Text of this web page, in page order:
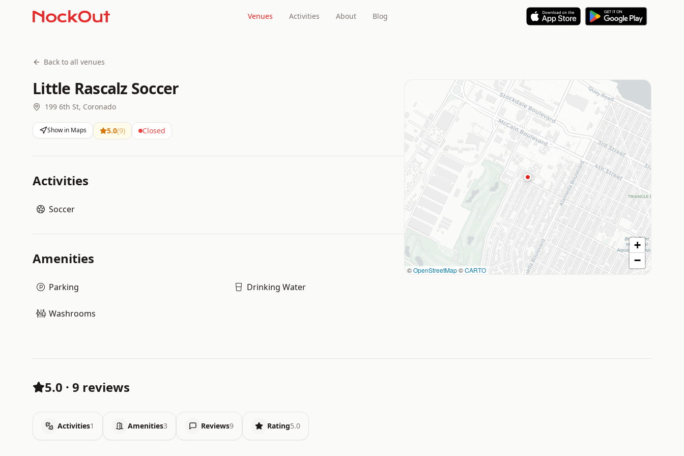
Venues Activities About Blog
Back to all venues
Little Rascalz Soccer
199 6th St, Coronado
Show in Maps 5.0(9) Closed
Activities
Soccer
Amenities
Parking Drinking Water
Washrooms
©OpenStreetMap©CARTO
+
−
5.0 · 9 reviews
Activities1 Amenities3 Reviews9 Rating5.0